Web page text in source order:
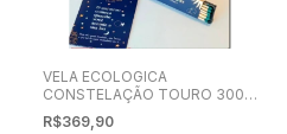
VELA ECOLOGICA
CONSTELAÇÃO TOURO 300g
1CONS2
R$369,90